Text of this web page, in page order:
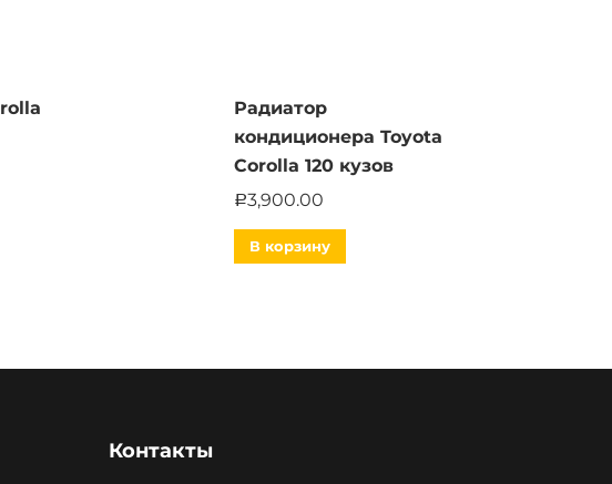
Радиатор
кондиционера Toyota
Corolla 120 кузов
Р3,900.00
В корзину
Контакты